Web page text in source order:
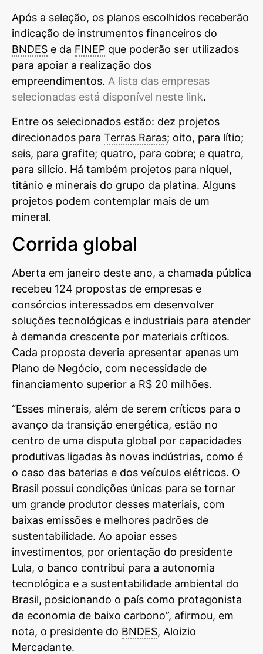
Após a seleção, os planos escolhidos receberão
indicação de instrumentos financeiros do
BNDES e da FINEP que poderão ser utilizados
para apoiar a realização dos
empreendimentos. A lista das empresas
selecionadas está disponível neste link.
Entre os selecionados estão: dez projetos
direcionados para Terras Raras; oito, para lítio;
seis, para grafite; quatro, para cobre; e quatro,
para silício. Há também projetos para níquel,
titânio e minerais do grupo da platina. Alguns
projetos podem contemplar mais de um
mineral.
Corrida global
Aberta em janeiro deste ano, a chamada pública
recebeu 124 propostas de empresas e
consórcios interessados em desenvolver
soluções tecnológicas e industriais para atender
à demanda crescente por materiais críticos.
Cada proposta deveria apresentar apenas um
Plano de Negócio, com necessidade de
financiamento superior a R$ 20 milhões.
“Esses minerais, além de serem críticos para o
avanço da transição energética, estão no
centro de uma disputa global por capacidades
produtivas ligadas às novas indústrias, como é
o caso das baterias e dos veículos elétricos. O
Brasil possui condições únicas para se tornar
um grande produtor desses materiais, com
baixas emissões e melhores padrões de
sustentabilidade. Ao apoiar esses
investimentos, por orientação do presidente
Lula, o banco contribui para a autonomia
tecnológica e a sustentabilidade ambiental do
Brasil, posicionando o país como protagonista
da economia de baixo carbono”, afirmou, em
nota, o presidente do BNDES, Aloizio
Mercadante.